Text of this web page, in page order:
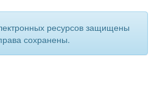
ресурсов защищены
сохранены.